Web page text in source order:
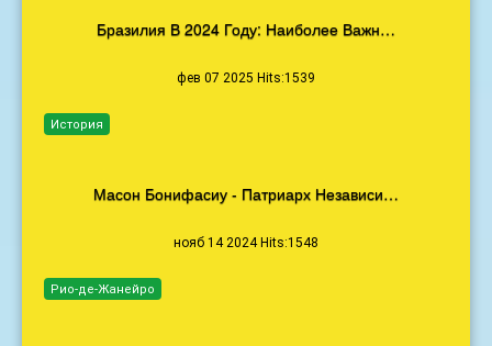
Бразилия В 2024 Году: Наиболее Важн…
фев 07 2025 Hits:1539
Масон Бонифасиу - Патриарх Независи…
нояб 14 2024 Hits:1548
История
Рио-де-Жанейро